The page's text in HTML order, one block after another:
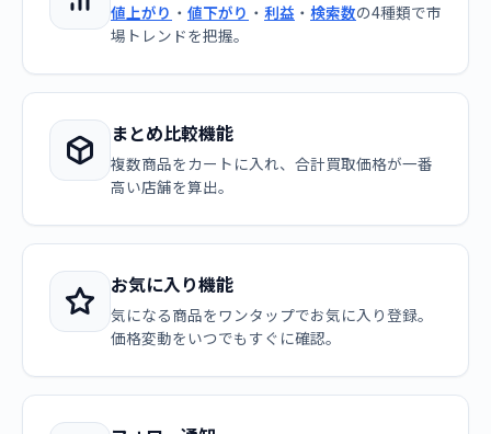
値上がり ・ 値下がり ・ 利益 ・ 検索数の4種類で市
場トレンドを把握。
まとめ比較機能
複数商品をカートに入れ、合計買取価格が一番
高い店舗を算出。
お気に入り機能
気になる商品をワンタップでお気に入り登録。
価格変動をいつでもすぐに確認。